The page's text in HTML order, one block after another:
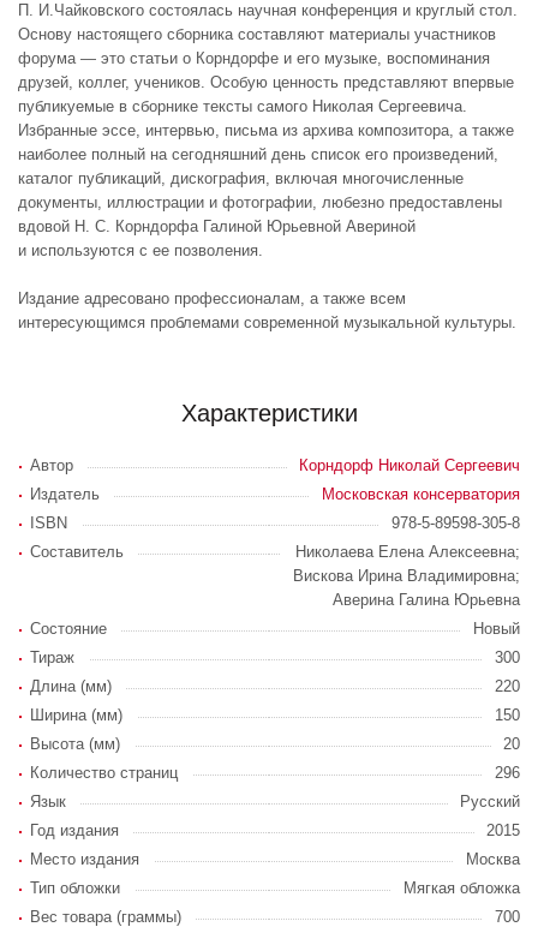
П. И.Чайковского состоялась научная конференция и круглый стол.
Основу настоящего сборника составляют материалы участников
форума — это статьи о Корндорфе и его музыке, воспоминания
друзей, коллег, учеников. Особую ценность представляют впервые
публикуемые в сборнике тексты самого Николая Сергеевича.
Избранные эссе, интервью, письма из архива композитора, а также
наиболее полный на сегодняшний день список его произведений,
каталог публикаций, дискография, включая многочисленные
документы, иллюстрации и фотографии, любезно предоставлены
вдовой Н. С. Корндорфа Галиной Юрьевной Авериной
и используются с ее позволения.
Издание адресовано профессионалам, а также всем
интересующимся проблемами современной музыкальной культуры.
Характеристики
Автор
Корндорф Николай Сергеевич
Издатель
Московская консерватория
ISBN
978-5-89598-305-8
Составитель
Николаева Елена Алексеевна;
Вискова Ирина Владимировна;
Аверина Галина Юрьевна
Состояние
Новый
Тираж
300
Длина (мм)
220
Ширина (мм)
150
Высота (мм)
20
Количество страниц
296
Язык
Русский
Год издания
2015
Место издания
Москва
Тип обложки
Мягкая обложка
Вес товара (граммы)
700